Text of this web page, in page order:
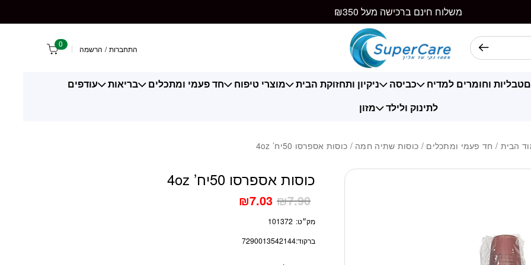
משלוח חינם ברכישה מעל ₪350
התחברות / הרשמה 0
טבליות וחומרים למדיח כביסה ניקיון ותחזוקת הבית מוצרי טיפוח חד פעמי ומתכלים בריאות
עודפים
לתינוק ולילד
מזון
הבית / חד פעמי ומתכלים / כוסות שתיה חמה / כוסות אספרסו 50יח’ 4oz
כוסות אספרסו 50יח’ 4oz
₪7.90
₪7.03
מק״ט: 101372
ברקוד:7290013542144